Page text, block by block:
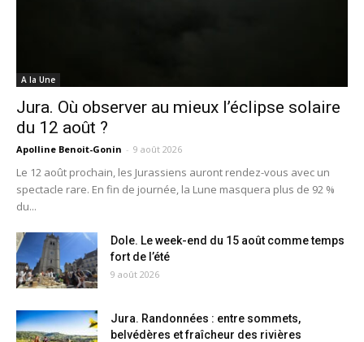
A la Une
Jura. Où observer au mieux l’éclipse solaire
du 12 août ?
Apolline Benoit-Gonin - 9 août 2026
Le 12 août prochain, les Jurassiens auront rendez-vous avec un
spectacle rare. En fin de journée, la Lune masquera plus de 92 %
du...
Dole. Le week-end du 15 août comme temps
fort de l’été
9 août 2026
Jura. Randonnées : entre sommets,
belvédères et fraîcheur des rivières